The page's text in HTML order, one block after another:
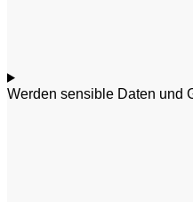
Werden sensible Daten und